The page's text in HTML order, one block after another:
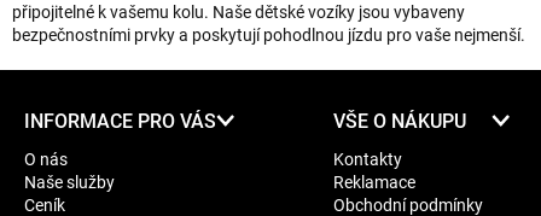
připojitelné k vašemu kolu. Naše dětské vozíky jsou vybaveny
bezpečnostními prvky a poskytují pohodlnou jízdu pro vaše nejmenší.
INFORMACE PRO VÁS
O nás
Naše služby
Ceník
VŠE O NÁKUPU
Kontakty
Reklamace
Obchodní podmínky